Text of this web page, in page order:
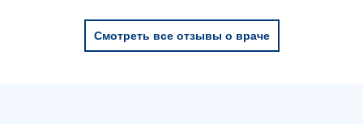
Детская кардиоревматология
Детская неврология
Смотреть все отзывы о враче